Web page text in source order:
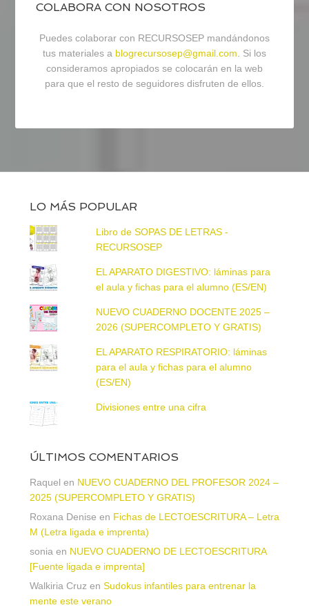
COLABORA CON NOSOTROS
Puedes colaborar con RECURSOSEP mandándonos
tus materiales a blogrecursosep@gmail.com. Si los
consideramos apropiados se colocarán en la web
para que el resto de seguidores disfruten de ellos.
LO MÁS POPULAR
Libro de SOPAS DE LETRAS -
RECURSOSEP
EL APARATO DIGESTIVO: láminas para
el aula y fichas para el alumno (ES/EN)
NUEVO CUADERNO DOCENTE 2025 –
2026 (SUPERCOMPLETO Y GRATIS)
EL APARATO RESPIRATORIO: láminas
para el aula y fichas para el alumno
(ES/EN)
Divisiones entre una cifra
ÚLTIMOS COMENTARIOS
Raquel en NUEVO CUADERNO DEL PROFESOR 2024 –
2025 (SUPERCOMPLETO Y GRATIS)
Roxana Denise en Fichas de LECTOESCRITURA – Letra
M (Letra ligada e imprenta)
sonia en NUEVO CUADERNO DE LECTOESCRITURA
[Fuente ligada e imprenta]
Walkiria Cruz en Sudokus infantiles para entrenar la
mente este verano